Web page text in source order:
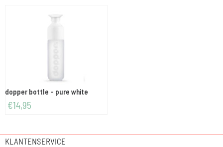
dopper bottle - pure white
€14,95
KLANTENSERVICE